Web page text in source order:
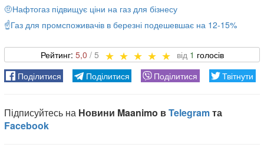
🤨Нафтогаз підвищує ціни на газ для бізнесу
☝️Газ для промспоживачів в березні подешевшає на 12-15%
5,0 1